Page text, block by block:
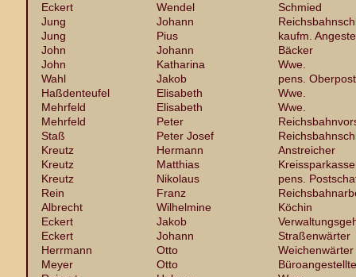
Eckert
Wendel
Schmied
Jung
Johann
Jung
Pius
kaufm.
John
Johann
Bäcker
John
Katharina
Wwe.
Wahl
Jakob
pens.
Haßdenteufel
Elisabeth
Wwe.
Mehrfeld
Elisabeth
Wwe.
Mehrfeld
Peter
Staß
Peter Josef
Kreutz
Hermann
Anstreicher
Kreutz
Matthias
Kreutz
Nikolaus
pens.
Rein
Franz
Albrecht
Wilhelmine
Köchin
Eckert
Jakob
Eckert
Johann
Straßenwärter
Herrmann
Otto
Weichenwärter
Meyer
Otto